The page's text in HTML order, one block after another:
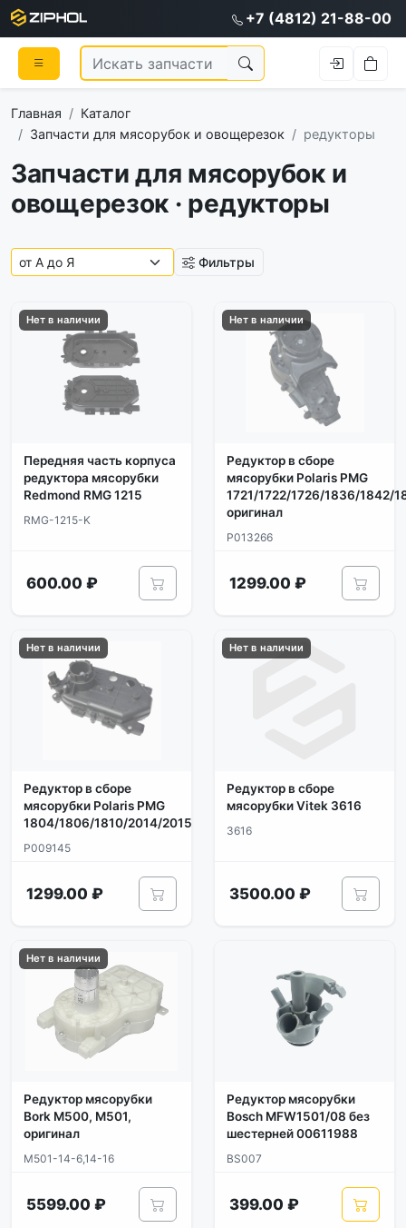
+7 (4812) 21-88-00
Главная
Каталог
Запчасти для мясорубок и овощерезок
редукторы
Запчасти для мясорубок и
овощерезок · редукторы
Фильтры
Нет в наличии
Передняя часть корпуса
редуктора мясорубки
Redmond RMG 1215
RMG-1215-K
600.00 ₽
Нет в наличии
Редуктор в сборе
мясорубки Polaris PMG
1721/1722/1726/1836/1842/
оригинал
P013266
1299.00 ₽
Нет в наличии
Редуктор в сборе
мясорубки Polaris PMG
1804/1806/1810/2014/2015
P009145
1299.00 ₽
Нет в наличии
Редуктор в сборе
мясорубки Vitek 3616
3616
3500.00 ₽
Нет в наличии
Редуктор мясорубки
Bork M500, M501,
оригинал
M501-14-6,14-16
5599.00 ₽
Редуктор мясорубки
Bosch MFW1501/08 без
шестерней 00611988
BS007
399.00 ₽